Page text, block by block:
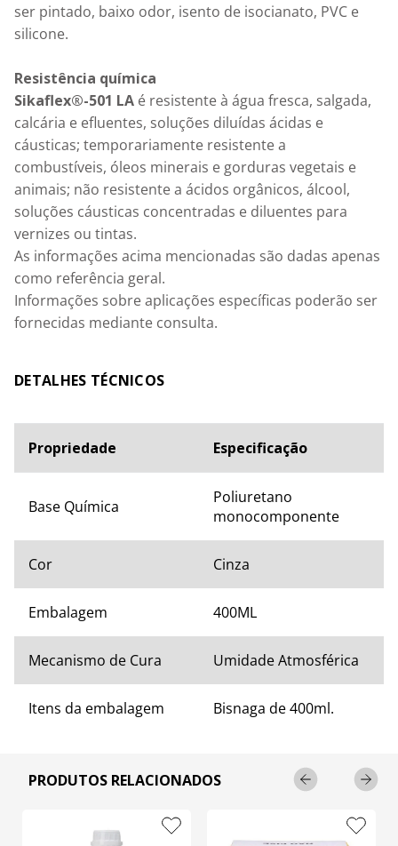
ser pintado, baixo odor, isento de isocianato, PVC e
silicone.
Resistência química
Sikaflex®-501 LA é resistente à água fresca, salgada,
calcária e efluentes, soluções diluídas ácidas e
cáusticas; temporariamente resistente a
combustíveis, óleos minerais e gorduras vegetais e
animais; não resistente a ácidos orgânicos, álcool,
soluções cáusticas concentradas e diluentes para
vernizes ou tintas.
As informações acima mencionadas são dadas apenas
como referência geral.
Informações sobre aplicações específicas poderão ser
fornecidas mediante consulta.
ESPECIFICAÇÕES TÉCNICAS
Propriedade Especificação
Base Química
Poliuretano
monocomponente
Cor Cinza
Embalagem 400ML
Mecanismo de Cura Umidade Atmosférica
Itens da embalagem Bisnaga de 400ml.
PRODUTOS RELACIONADOS